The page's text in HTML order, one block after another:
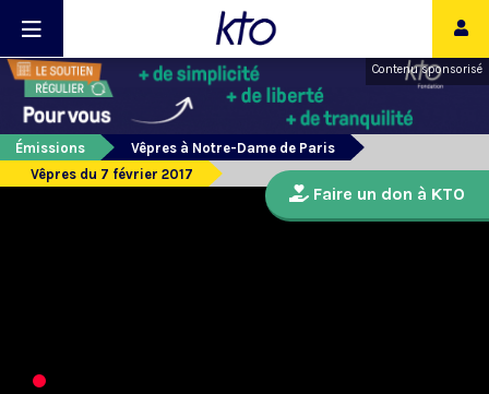
Contenu sponsorisé
Émissions
Vêpres à Notre-Dame de Paris
Vêpres du 7 février 2017
Faire un don à KTO